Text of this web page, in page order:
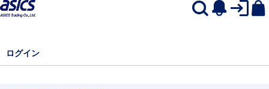
ログイン